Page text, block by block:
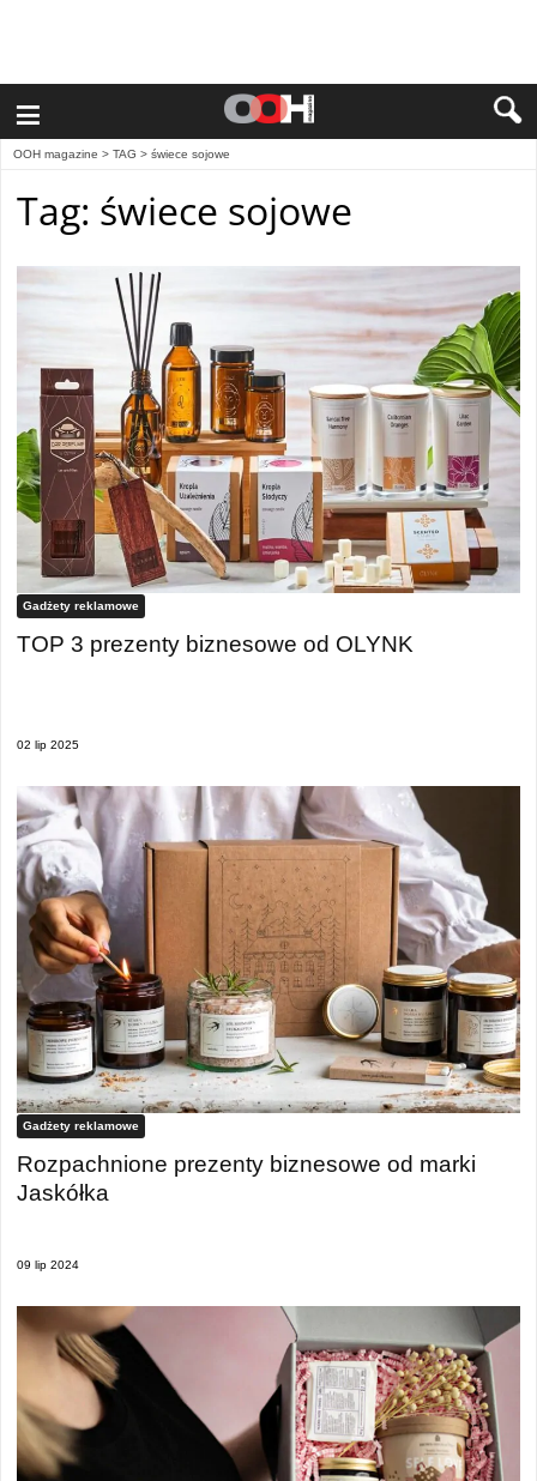
≡
OOH magazine > TAG > świece sojowe
Tag: świece sojowe
Gadżety reklamowe
TOP 3 prezenty biznesowe od OLYNK
02 lip 2025
Gadżety reklamowe
Rozpachnione prezenty biznesowe od marki
Jaskółka
09 lip 2024